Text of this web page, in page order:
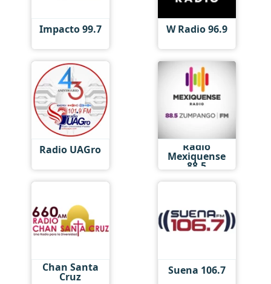
Impacto 99.7 W Radio 96.9
Radio UAGro Radio
Mexiquense
88.5
Chan Santa
Cruz Suena 106.7